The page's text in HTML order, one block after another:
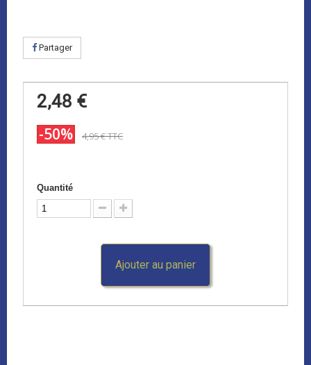
Partager
2,48 €
-50% 4,95 €TTC
Quantité
Ajouter au panier